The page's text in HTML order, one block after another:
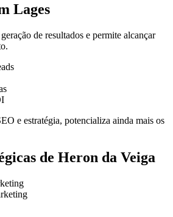
Lages
de resultados e permite alcançar
e estratégia, potencializa ainda mais os
de Heron da Veiga